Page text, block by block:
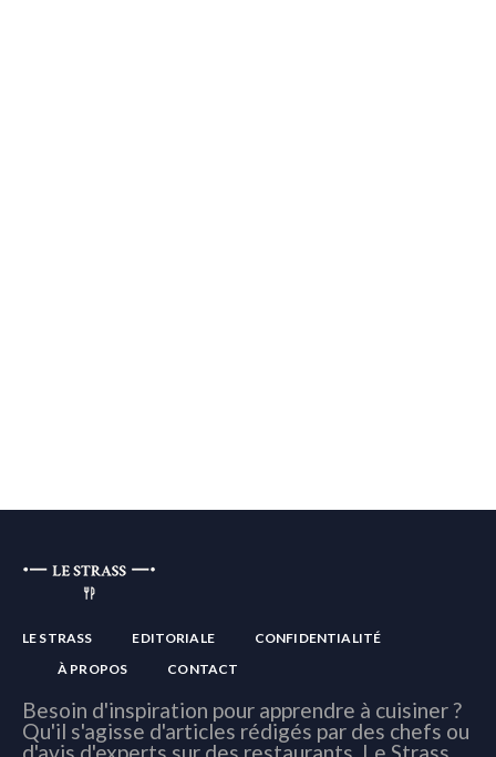
LE STRASS EDITORIALE
CONFIDENTIALITÉ
À PROPOS
CONTACT
Besoin d'inspiration pour apprendre à cuisiner ?
Qu'il s'agisse d'articles rédigés par des chefs ou
d'avis d'experts sur des restaurants, Le Strass